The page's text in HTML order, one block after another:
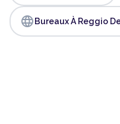
language Bureaux À Reggio